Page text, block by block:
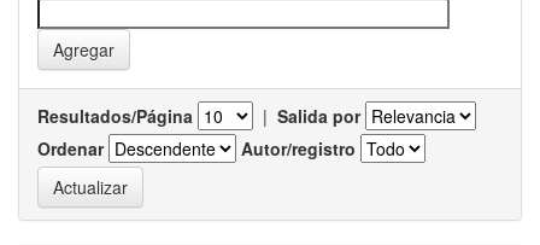
Resultados/Página | Salida por
Ordenar
Autor/registro